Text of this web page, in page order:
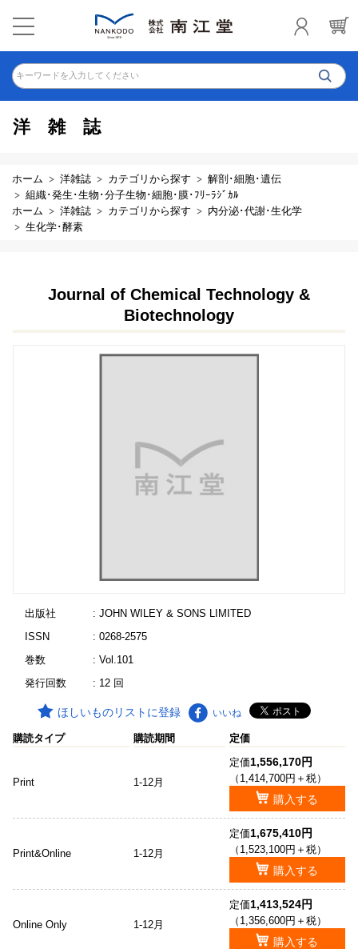
キーワードを入力してください
洋雑誌
ホーム 洋雑誌 カテゴリから探す
解剖･細胞･遺伝
組織･発生･生物･分子生物･細胞･膜･ﾌﾘｰﾗｼﾞｶﾙ
ホーム
洋雑誌 カテゴリから探す
内分泌･代謝･生化学
生化学･酵素
Journal of Chemical Technology &
Biotechnology
出版社
: JOHN WILEY & SONS LIMITED
ISSN
: 0268-2575
巻数
: Vol.101
発行回数
: 12 回
ほしいものリストに登録 いいね
購読タイプ 購読期間 定価
Print 1-12月
定価1,556,170円
（1,414,700円＋税）
購入する
Print&Online 1-12月
定価1,675,410円
（1,523,100円＋税）
購入する
Online Only 1-12月
定価1,413,524円
（1,356,600円＋税）
購入する